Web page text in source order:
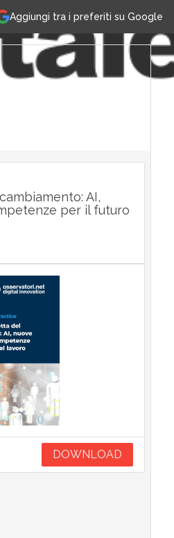
Aggiungi tra i preferiti su Google
AI,
per il futuro
DOWNLOAD